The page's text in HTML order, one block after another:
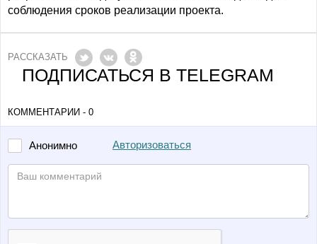
соблюдения сроков реализации проекта.
РАССКАЗАТЬ
ПОДПИСАТЬСЯ В TELEGRAM
КОММЕНТАРИИ - 0
Анонимно Авторизоваться